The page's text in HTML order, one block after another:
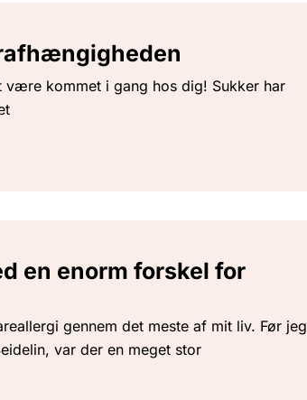
kommet i gang hos dig! Sukker har
en enorm forskel for
gennem det meste af mit liv. Før jeg
var der en meget stor